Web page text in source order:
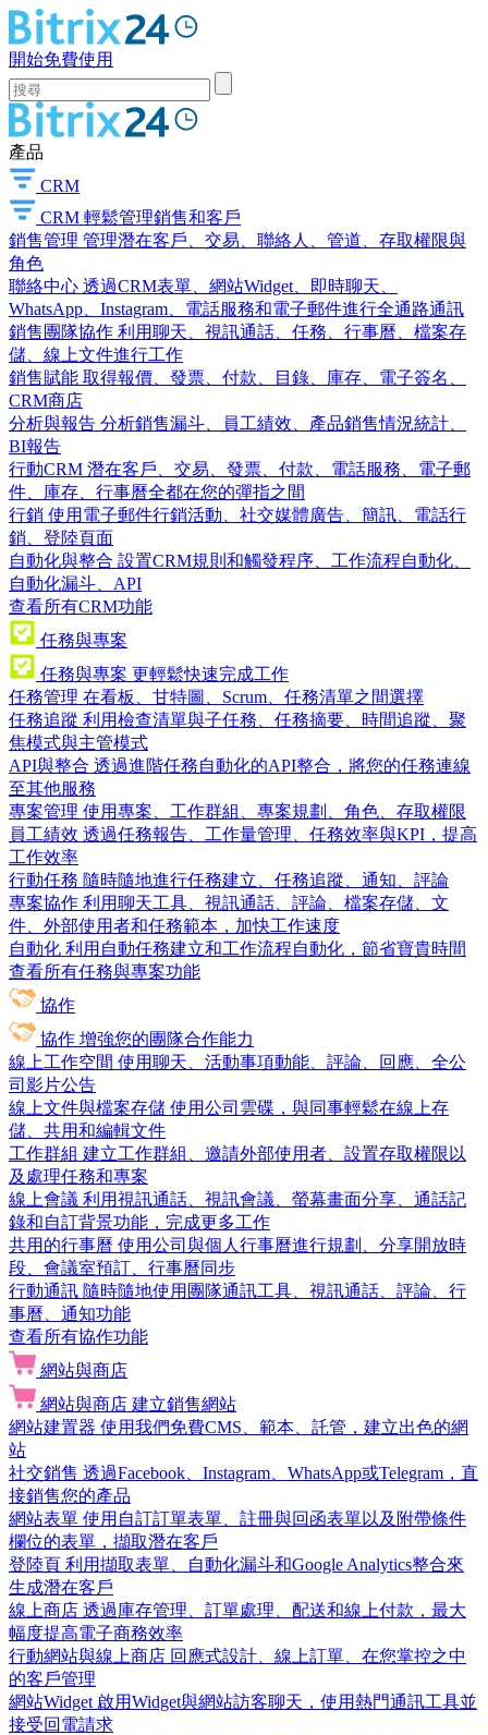
開始免費使用
產品
CRM
CRM 輕鬆管理銷售和客戶
銷售管理 管理潛在客戶、交易、聯絡人、管道、存取權限與
角色
聯絡中心 透過CRM表單、網站Widget、即時聊天、
WhatsApp、Instagram、電話服務和電子郵件進行全通路通訊
銷售團隊協作 利用聊天、視訊通話、任務、行事曆、檔案存
儲、線上文件進行工作
銷售賦能 取得報價、發票、付款、目錄、庫存、電子簽名、
CRM商店
分析與報告 分析銷售漏斗、員工績效、產品銷售情況統計、
BI報告
行動CRM 潛在客戶、交易、發票、付款、電話服務、電子郵
件、庫存、行事曆全都在您的彈指之間
行銷 使用電子郵件行銷活動、社交媒體廣告、簡訊、電話行
銷、登陸頁面
自動化與整合 設置CRM規則和觸發程序、工作流程自動化、
自動化漏斗、API
查看所有CRM功能
任務與專案
任務與專案 更輕鬆快速完成工作
任務管理 在看板、甘特圖、Scrum、任務清單之間選擇
任務追蹤 利用檢查清單與子任務、任務摘要、時間追蹤、聚
焦模式與主管模式
API與整合 透過進階任務自動化的API整合，將您的任務連線
至其他服務
專案管理 使用專案、工作群組、專案規劃、角色、存取權限
員工績效 透過任務報告、工作量管理、任務效率與KPI，提高
工作效率
行動任務 隨時隨地進行任務建立、任務追蹤、通知、評論
專案協作 利用聊天工具、視訊通話、評論、檔案存儲、文
件、外部使用者和任務範本，加快工作速度
自動化 利用自動任務建立和工作流程自動化，節省寶貴時間
查看所有任務與專案功能
協作
協作 增強您的團隊合作能力
線上工作空間 使用聊天、活動事項動能、評論、回應、全公
司影片公告
線上文件與檔案存儲 使用公司雲碟，與同事輕鬆在線上存
儲、共用和編輯文件
工作群組 建立工作群組、邀請外部使用者、設置存取權限以
及處理任務和專案
線上會議 利用視訊通話、視訊會議、螢幕畫面分享、通話記
錄和自訂背景功能，完成更多工作
共用的行事曆 使用公司與個人行事曆進行規劃、分享開放時
段、會議室預訂、行事曆同步
行動通訊 隨時隨地使用團隊通訊工具、視訊通話、評論、行
事曆、通知功能
查看所有協作功能
網站與商店
網站與商店 建立銷售網站
網站建置器 使用我們免費CMS、範本、託管，建立出色的網
站
社交銷售 透過Facebook、Instagram、WhatsApp或Telegram，直
接銷售您的產品
網站表單 使用自訂訂單表單、註冊與回函表單以及附帶條件
欄位的表單，擷取潛在客戶
登陸頁 利用擷取表單、自動化漏斗和Google Analytics整合來
生成潛在客戶
線上商店 透過庫存管理、訂單處理、配送和線上付款，最大
幅度提高電子商務效率
行動網站與線上商店 回應式設計、線上訂單、在您掌控之中
的客戶管理
網站Widget 啟用Widget與網站訪客聊天，使用熱門通訊工具並
接受回電請求